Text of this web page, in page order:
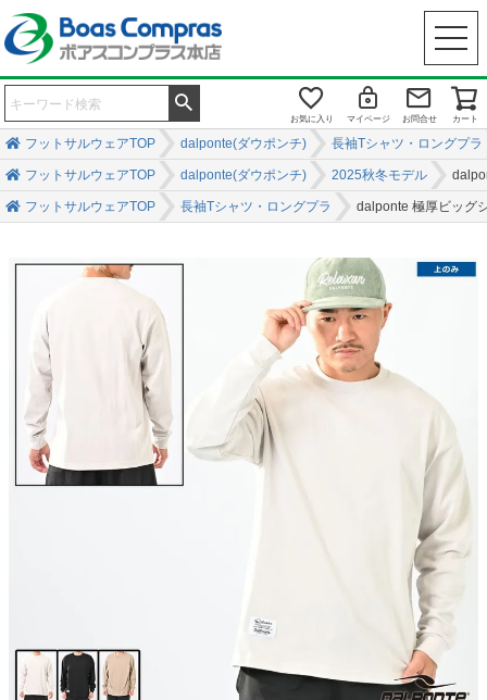
お気に入り マイページ お問合せ カート
フットサルウェアTOP dalponte(ダウポンチ) 長袖Tシャツ・ロングプラ
フットサルウェアTOP dalponte(ダウポンチ) 2025秋冬モデル
フットサルウェアTOP 長袖Tシャツ・ロングプラ dalponte 極厚ビッグ